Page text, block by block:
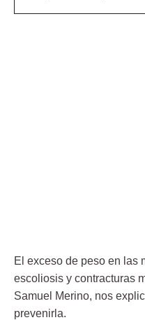
El exceso de peso en las
escoliosis y contracturas
Samuel Merino, nos
prevenirla.